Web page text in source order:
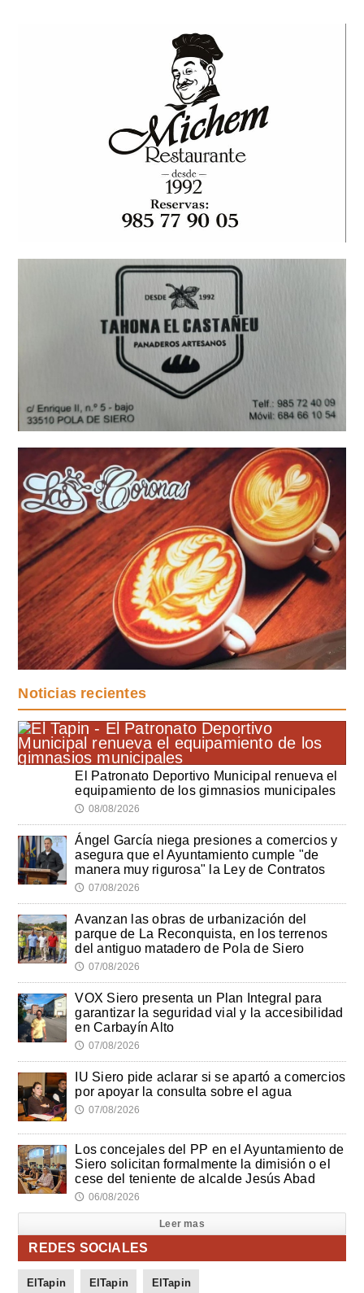
Noticias recientes
El Patronato Deportivo Municipal renueva el
equipamiento de los gimnasios municipales
🕔 08/08/2026
Ángel García niega presiones a comercios y
asegura que el Ayuntamiento cumple "de
manera muy rigurosa" la Ley de Contratos
🕔 07/08/2026
Avanzan las obras de urbanización del
parque de La Reconquista, en los terrenos
del antiguo matadero de Pola de Siero
🕔 07/08/2026
VOX Siero presenta un Plan Integral para
garantizar la seguridad vial y la accesibilidad
en Carbayín Alto
🕔 07/08/2026
IU Siero pide aclarar si se apartó a comercios
por apoyar la consulta sobre el agua
🕔 07/08/2026
Los concejales del PP en el Ayuntamiento de
Siero solicitan formalmente la dimisión o el
cese del teniente de alcalde Jesús Abad
🕔 06/08/2026
Leer mas
REDES SOCIALES
ElTapin ElTapin ElTapin